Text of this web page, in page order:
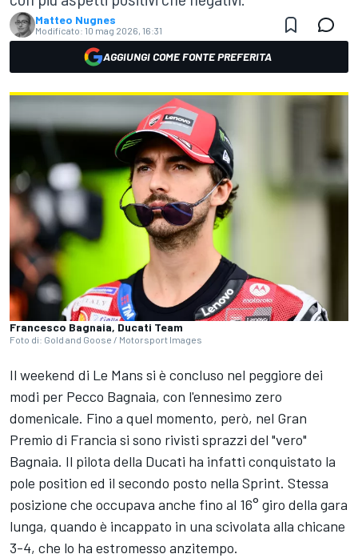
Matteo Nugnes
Modificato: 10 mag 2026, 16:31
AGGIUNGI COME FONTE PREFERITA
Francesco Bagnaia, Ducati Team
Foto di: Gold and Goose / Motorsport Images
Il weekend di Le Mans si è concluso nel peggiore dei
modi per Pecco Bagnaia, con l'ennesimo zero
domenicale. Fino a quel momento, però, nel Gran
Premio di Francia si sono rivisti sprazzi del "vero"
Bagnaia. Il pilota della Ducati ha infatti conquistato la
pole position ed il secondo posto nella Sprint. Stessa
posizione che occupava anche fino al 16° giro della gara
lunga, quando è incappato in una scivolata alla chicane
3-4, che lo ha estromesso anzitempo.